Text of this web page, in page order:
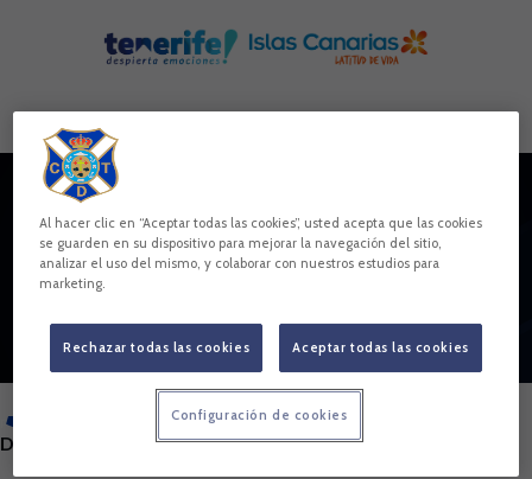
Skip to main content
PAU FERNÁNDEZ
3
POSICIÓN
DEFENSA
Al hacer clic en “Aceptar todas las cookies”, usted acepta que las cookies
se guarden en su dispositivo para mejorar la navegación del sitio,
analizar el uso del mismo, y colaborar con nuestros estudios para
marketing.
Rechazar todas las cookies Aceptar todas las cookies
Configuración de cookies